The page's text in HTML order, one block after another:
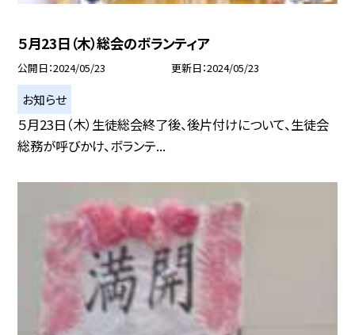
５月23日（木）総会のボランティア
公開日 2024/05/23 更新日 2024/05/23
お知らせ
５月23日（木）生徒総会終了後、後片付けについて、生徒会
総務が呼びかけ、ボランテ...